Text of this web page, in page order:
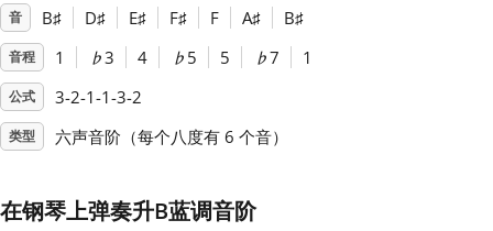
Deutsch
Español
Français
音 B♯ D♯ E♯ F♯ F A♯ B♯
音程 1 ♭3 4 ♭ 5 5 ♭7 1
公式 3-2-1-1-3-2
类型 六声音阶（每个八度有 6 个音）
在钢琴上弹奏升B蓝调音阶